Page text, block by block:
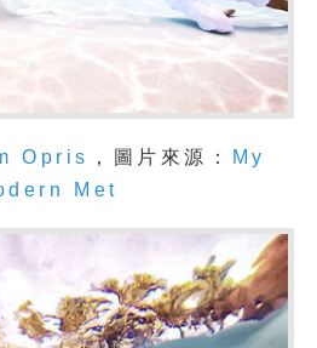
Opris ，圖片來源：
My
Met